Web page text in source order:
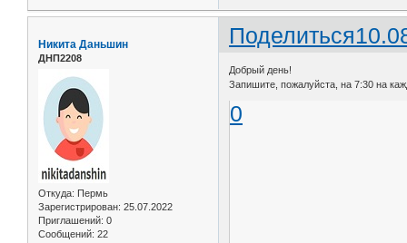
Поделиться
Никита Даньшин
ДНП2208
Откуда: Пермь
Зарегистрирован: 25.07.2022
Приглашений: 0
Сообщений: 22
Добрый день!
Запишите, пожалуйста, на 7:30 на
0